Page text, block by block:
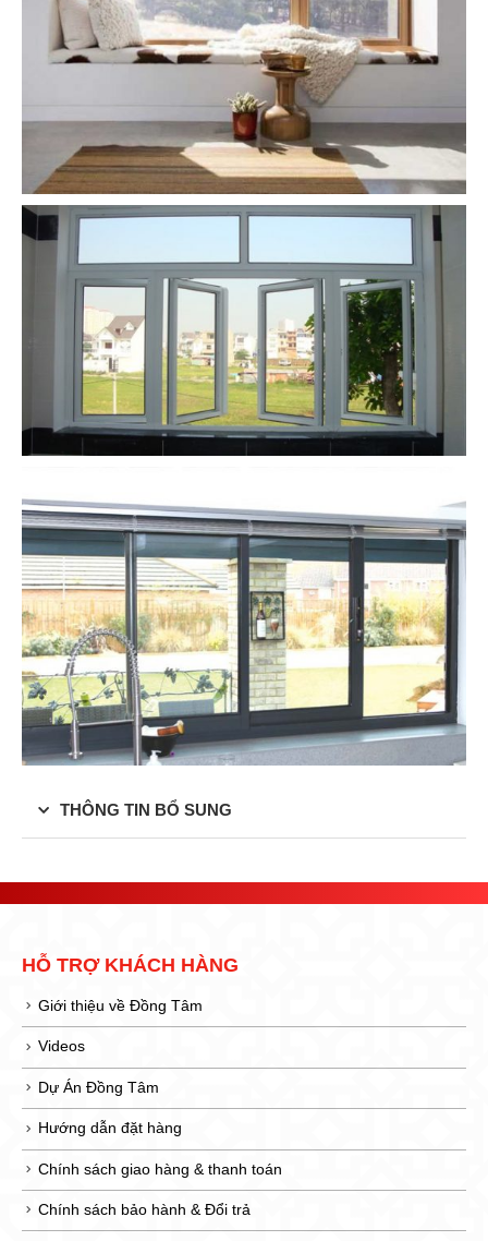
THÔNG TIN BỔ SUNG
HỖ TRỢ KHÁCH HÀNG
Giới thiệu về Đồng Tâm
Videos
Dự Án Đồng Tâm
Hướng dẫn đặt hàng
Chính sách giao hàng & thanh toán
Chính sách bảo hành & Đổi trả